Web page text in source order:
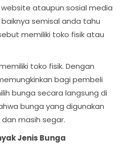
ataupun sosial media
semisal anda tahu
memiliki toko fisik atau
toko fisik. Dengan
bagi pembeli
bunga secara langsung di
bunga yang digunakan
masih segar.
Jenis Bunga